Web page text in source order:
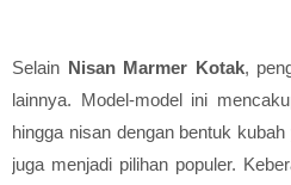
Selain Nisan Marmer Kotak,
lainnya. Model-model ini
hingga nisan dengan bentuk
juga menjadi pilihan populer.